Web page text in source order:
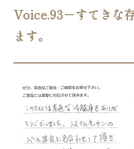
Voice.93－すてきな
ます。